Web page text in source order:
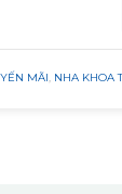
MÃI, NHA KHOA